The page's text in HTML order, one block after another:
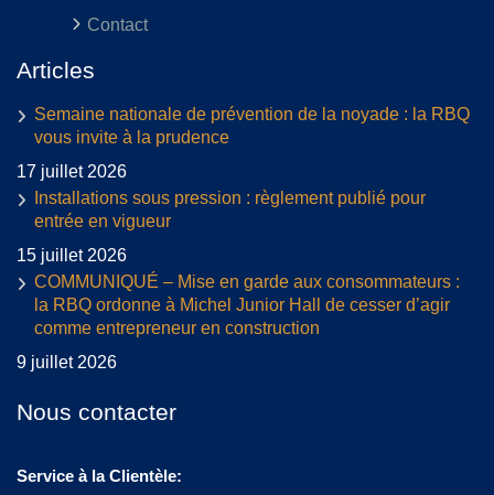
Contact
Articles
Semaine nationale de prévention de la noyade : la RBQ
vous invite à la prudence
17 juillet 2026
Installations sous pression : règlement publié pour
entrée en vigueur
15 juillet 2026
COMMUNIQUÉ – Mise en garde aux consommateurs :
la RBQ ordonne à Michel Junior Hall de cesser d’agir
comme entrepreneur en construction
9 juillet 2026
Nous contacter
Service à la Clientèle: